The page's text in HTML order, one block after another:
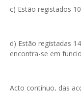
c) Estão registados
d) Estão registadas
encontra-se em
Acto contínuo, das